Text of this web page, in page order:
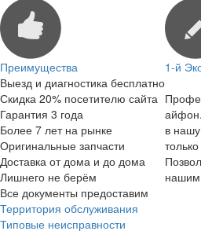
Преимущества 1-й
Выезд и диагностика бесплатно
Скидка 20% посетителю сайта
Гарантия 3 года
Более 7 лет на рынке
Оригинальные запчасти
Доставка от дома и до дома
Лишнего не берём
Все документы предоставим
в
Территория обслуживания
Типовые неисправности